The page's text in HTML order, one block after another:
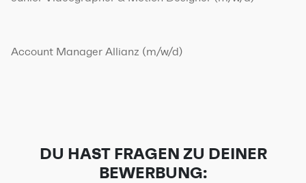
Account Manager Allianz (m/w/d)
DU HAST FRAGEN ZU DEINER
BEWERBUNG: